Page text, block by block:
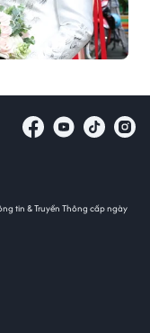
tin & Truyền Thông cấp ngày